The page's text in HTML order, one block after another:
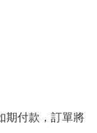
期付款，訂單將